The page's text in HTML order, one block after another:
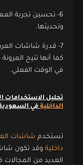
6- تحسين تجربة
وتحديثها.
7- قدرة شاشات العرض
كما أنها تتيح
في الوقت الفعلي.
تحليل الاستخدامات
الداخلية في
تستخدم شاشات
داخلية وقد تكون
العديد من